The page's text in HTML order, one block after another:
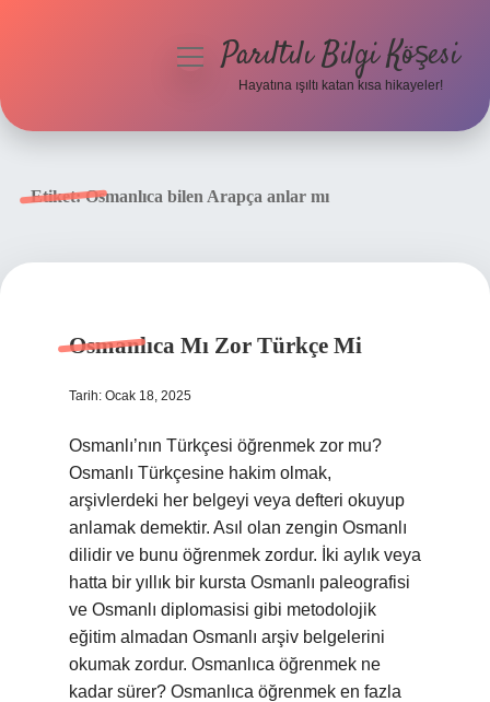
menüyüParıltılı Bilgi Köşesi
Hayatına ışıltı katan kısa hikayeler!
Etiket:Osmanlıca bilen Arapça anlar mı
Osmanlıca Mı Zor Türkçe Mi
Tarih: Ocak 18, 2025
Osmanlı’nın Türkçesi öğrenmek zor mu?
Osmanlı Türkçesine hakim olmak,
arşivlerdeki her belgeyi veya defteri okuyup
anlamak demektir. Asıl olan zengin Osmanlı
dilidir ve bunu öğrenmek zordur. İki aylık veya
hatta bir yıllık bir kursta Osmanlı paleografisi
ve Osmanlı diplomasisi gibi metodolojik
eğitim almadan Osmanlı arşiv belgelerini
okumak zordur. Osmanlıca öğrenmek ne
kadar sürer? Osmanlıca öğrenmek en fazla